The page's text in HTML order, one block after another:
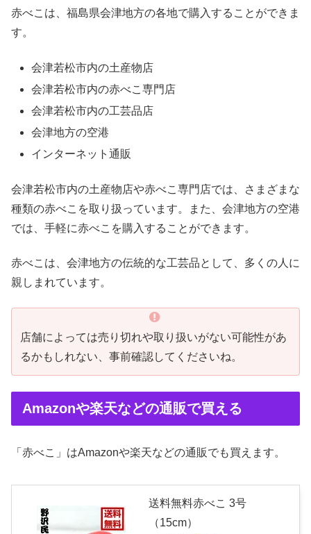
赤べこは、福島県会津地方の各地で購入することができま
す。
会津若松市内の土産物店
会津若松市内の赤べこ専門店
会津若松市内の工芸品店
会津地方の空港
インターネット通販
会津若松市内の土産物店や赤べこ専門店では、さまざまな
種類の赤べこを取り扱っています。また、会津地方の空港
では、手軽に赤べこを購入することができます。
赤べこは、会津地方の伝統的な工芸品として、多くの人に
親しまれています。
店舗によっては売り切れや取り扱いがない可能性があ
るかもしれない、事前確認してくださいね。
Amazonや楽天などの通販で買える
「赤べこ」はAmazonや楽天などの通販でも買えます。
送料無料赤べこ 3号
（15cm）